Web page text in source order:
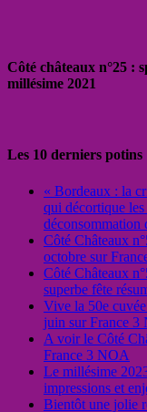
Côté châteaux n°25 :
millésime 2021
Les 10 derniers potins
« Bordeaux : la
qui décortique
déconsommation
Côté Châteaux
octobre sur
Côté Châteaux
superbe fête
Vive la 50e
juin sur France 3
A voir le Côté
France 3 NOA
Le millésime
impressions et
Bientôt une jolie